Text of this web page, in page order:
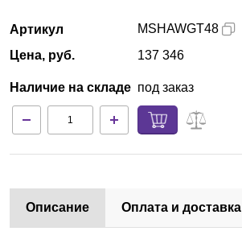
Артикул
Цена, руб.
Наличие на складе
MSHAWGT48
137 346
под заказ
Описание Оплата и доставка